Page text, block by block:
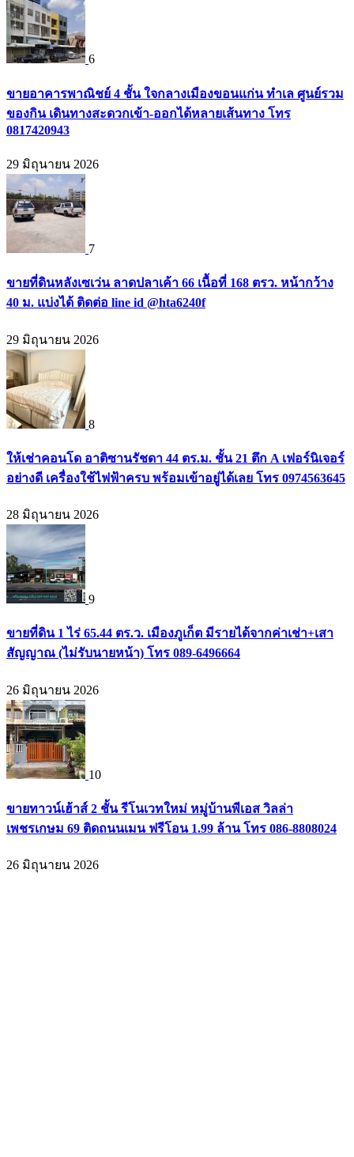
6
ขายอาคารพาณิชย์ 4 ชั้น ใจกลางเมืองขอนแก่น ทำเล ศูนย์รวม
ของกิน เดินทางสะดวกเข้า-ออกได้หลายเส้นทาง โทร
0817420943
29 มิถุนายน 2026
7
ขายที่ดินหลังเซเว่น ลาดปลาเค้า 66 เนื้อที่ 168 ตรว. หน้ากว้าง
40 ม. แบ่งได้ ติดต่อ line id @hta6240f
29 มิถุนายน 2026
8
ให้เช่าคอนโด อาติซานรัชดา 44 ตร.ม. ชั้น 21 ตึก A เฟอร์นิเจอร์
อย่างดี เครื่องใช้ไฟฟ้าครบ พร้อมเข้าอยู่ได้เลย โทร 0974563645
28 มิถุนายน 2026
9
ขายที่ดิน 1 ไร่ 65.44 ตร.ว. เมืองภูเก็ต มีรายได้จากค่าเช่า+เสา
สัญญาณ (ไม่รับนายหน้า) โทร 089-6496664
26 มิถุนายน 2026
10
ขายทาวน์เฮ้าส์ 2 ชั้น รีโนเวทใหม่ หมู่บ้านพีเอส วิลล่า
เพชรเกษม 69 ติดถนนเมน ฟรีโอน 1.99 ล้าน โทร 086-8808024
26 มิถุนายน 2026